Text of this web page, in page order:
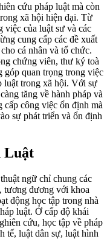
cứu pháp luật mà còn
xã hội hiện đại. Từ
việc của luật sư và các
cung cấp các đề xuất
cá nhân và tổ chức.
chứng viên, thư ký toà
góp quan trọng trong việc
luật trong xã hội. Với sự
tăng về hành pháp và
cấp công việc ổn định mà
sự phát triển và ổn định
Luật
ngữ chỉ chung các
tương đương với khoa
động học tập trong nhà
luật. Ở cấp độ khái
cứu, học tập về pháp
tế, luật dân sự, luật hình